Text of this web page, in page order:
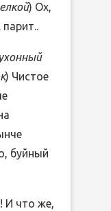
) Ох,
) Чистое
буйный
И что же,